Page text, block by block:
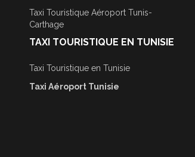
Taxi Touristique Aéroport Tunis-
Carthage
TAXI TOURISTIQUE EN TUNISIE
Taxi Touristique en Tunisie
Taxi Aéroport Tunisie